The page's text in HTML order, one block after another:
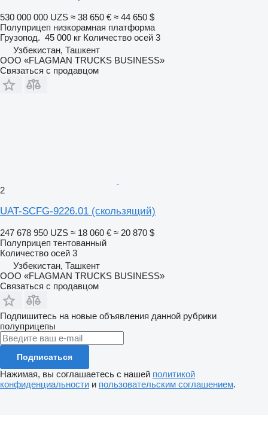
530 000 000 UZS ≈ 38 650 € ≈ 44 650 $
Полуприцеп низкорамная платформа
Грузопод. 45 000 кг Количество осей 3
Узбекистан, Ташкент
ООО «FLAGMAN TRUCKS BUSINESS»
Связаться с продавцом
2
UAT-SCFG-9226.01 (скользящий)
247 678 950 UZS ≈ 18 060 € ≈ 20 870 $
Полуприцеп тентованный
Количество осей 3
Узбекистан, Ташкент
ООО «FLAGMAN TRUCKS BUSINESS»
Связаться с продавцом
Подпишитесь на новые объявления данной рубрики
полуприцепы
Подписаться
Нажимая, вы соглашаетесь с нашей политикой
конфиденциальности и пользовательским соглашением.